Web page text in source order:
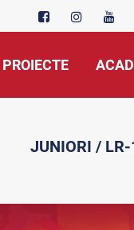
PROIECTE
JUNIORI /